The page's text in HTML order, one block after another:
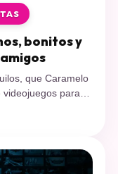
bonitos y
que Caramelo
videojuegos para
Por supuesto que
tengan varios